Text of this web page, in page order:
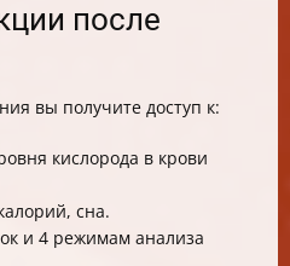
после
вы получите доступ к:
кислорода в крови
сна.
и 4 режимам анализа